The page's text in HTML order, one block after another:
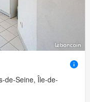
de-Seine, Île-de-